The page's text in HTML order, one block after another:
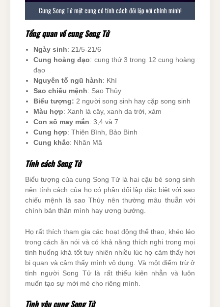
Cung Song Tử một cung có tính cách đối lập với chính minh!
Tổng quan về cung Song Tử
Ngày sinh: 21/5-21/6
Cung hoàng đạo: cung thứ 3 trong 12 cung hoàng
đạo
Nguyên tố ngũ hành: Khí
Sao chiếu mệnh: Sao Thủy
Biểu tượng: 2 người song sinh hay cặp song sinh
Màu hợp: Xanh lá cây, xanh da trời, xám
Con số may mắn: 3,4 và 7
Cung hợp: Thiên Bình, Bảo Bình
Cung khắc: Nhân Mã
Tính cách Song Tử
Biểu tượng của cung Song Tử là hai cậu bé song sinh
nên tính cách của họ có phần đối lập đặc biệt với sao
chiếu mệnh là sao Thủy nên thường mâu thuẫn với
chính bản thân mình hay ương bướng.
Họ rất thích tham gia các hoạt động thể thao, khéo léo
trong cách ăn nói và có khả năng thích nghi trong mọi
tình huống khá tốt tuy nhiên nhiều lúc họ cảm thấy hơi
bi quan và cảm thấy mình vô dụng. Và một điểm trừ ở
tính người Song Tử là rất thiếu kiên nhẫn và luôn
muốn tạo sự mới mẻ cho riêng mình.
Tình yêu cung Song Tử